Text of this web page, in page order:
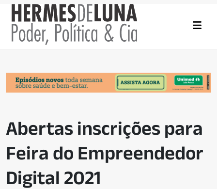
Abertas inscrições para
Feira do Empreendedor
Digital 2021